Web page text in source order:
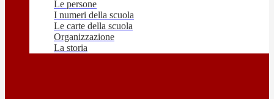
Le persone
I numeri della scuola
Le carte della scuola
Organizzazione
La storia